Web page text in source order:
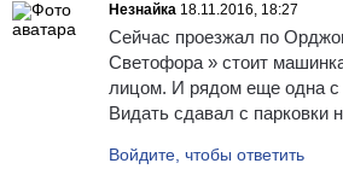
Незнайка 18.11.2016, 18:27
Сейчас проезжал по
Светофора » стоит
лицом. И рядом еще одна
Видать сдавал с парковки
Войдите, чтобы ответить